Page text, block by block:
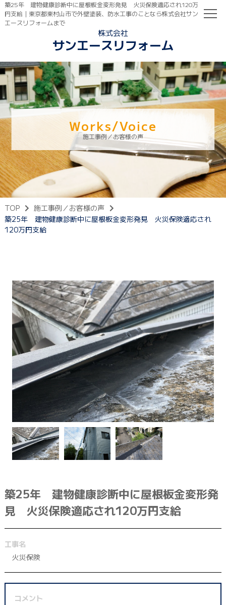
築25年 建物健康診断中に屋根板金変形発見 火災保険適応され120万
円支給｜東京都東村山市で外壁塗装、防水工事のことなら株式会社サン
エースリフォームまで
株式会社
サンエースリフォーム
初めての方へ
ご依頼の流れ
建物健康診断
ニュース
お問い合わせ
スタッフブログ
採用情報
正しい業者の選び方
OPEN : 9:00〜18:00
CLOSED : 年末年始
Works/Voice
施工事例／お客様の声
TOP
施工事例／お客様の声
築25年 建物健康診断中に屋根板金変形発見 火災保険適応され
120万円支給
築25年 建物健康診断中に屋根板金変形発
見 火災保険適応され120万円支給
工事名
火災保険
コメント